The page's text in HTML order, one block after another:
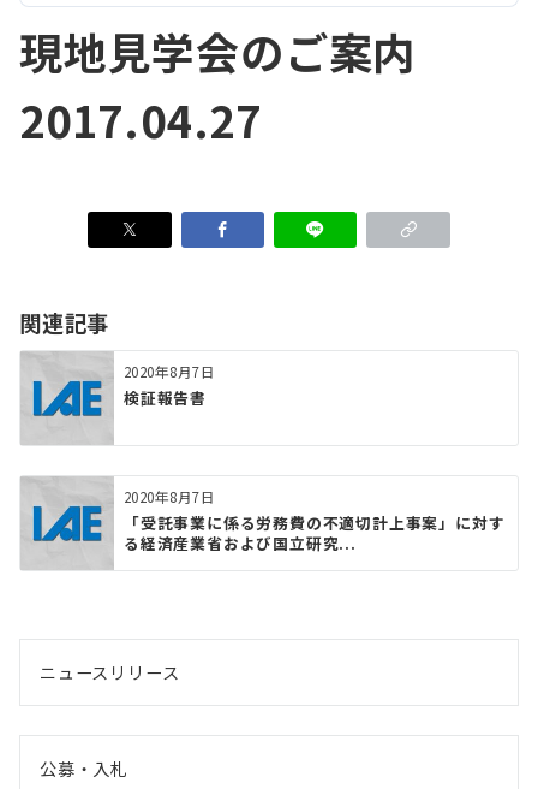
現地見学会のご案内
2017.04.27
関連記事
2020年8月7日
検証報告書
2020年8月7日
「受託事業に係る労務費の不適切計上事案」に対す
る経済産業省および国立研究...
ニュースリリース
公募・入札